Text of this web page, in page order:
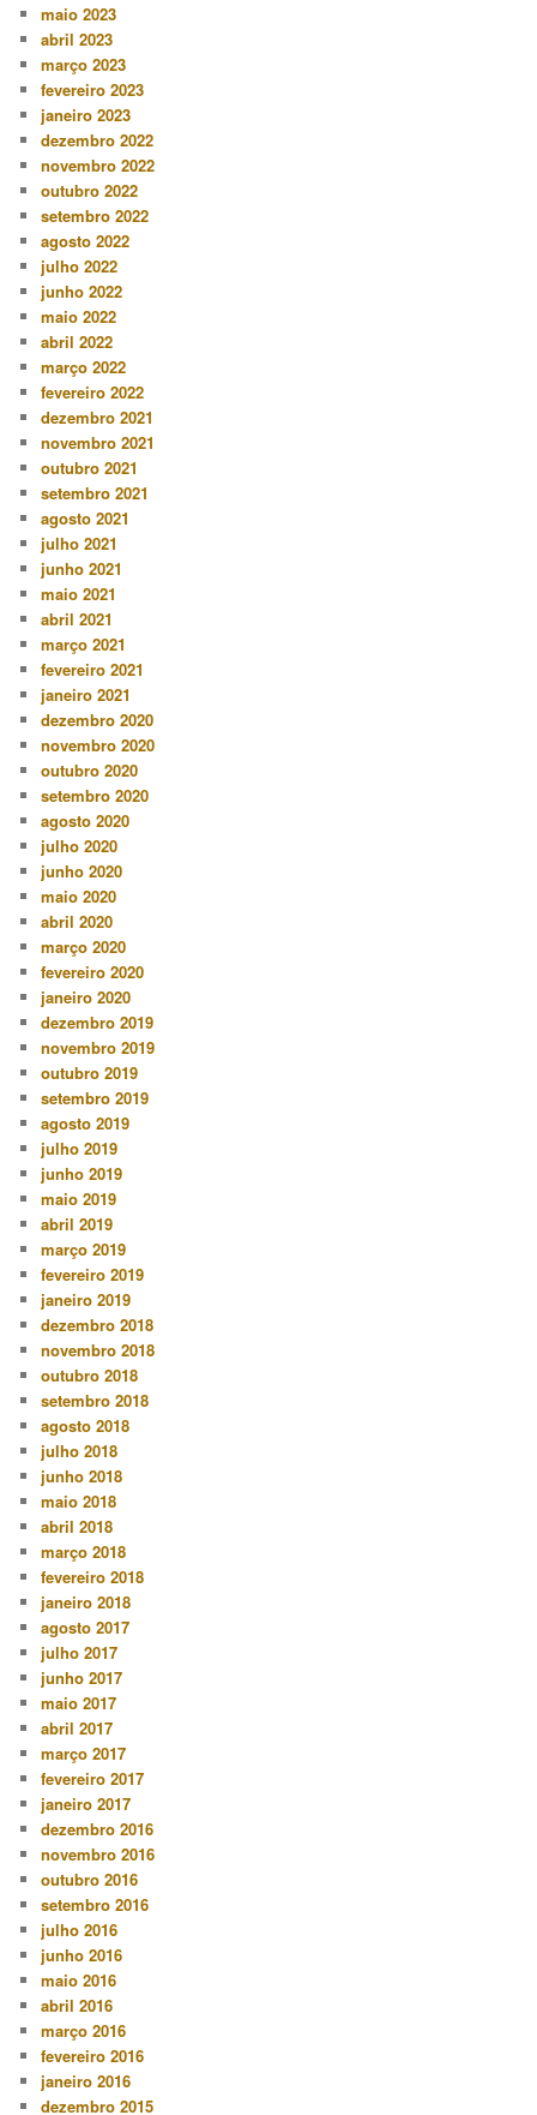
maio 2023
abril 2023
março 2023
fevereiro 2023
janeiro 2023
dezembro 2022
novembro 2022
outubro 2022
setembro 2022
agosto 2022
julho 2022
junho 2022
maio 2022
abril 2022
março 2022
fevereiro 2022
dezembro 2021
novembro 2021
outubro 2021
setembro 2021
agosto 2021
julho 2021
junho 2021
maio 2021
abril 2021
março 2021
fevereiro 2021
janeiro 2021
dezembro 2020
novembro 2020
outubro 2020
setembro 2020
agosto 2020
julho 2020
junho 2020
maio 2020
abril 2020
março 2020
fevereiro 2020
janeiro 2020
dezembro 2019
novembro 2019
outubro 2019
setembro 2019
agosto 2019
julho 2019
junho 2019
maio 2019
abril 2019
março 2019
fevereiro 2019
janeiro 2019
dezembro 2018
novembro 2018
outubro 2018
setembro 2018
agosto 2018
julho 2018
junho 2018
maio 2018
abril 2018
março 2018
fevereiro 2018
janeiro 2018
agosto 2017
julho 2017
junho 2017
maio 2017
abril 2017
março 2017
fevereiro 2017
janeiro 2017
dezembro 2016
novembro 2016
outubro 2016
setembro 2016
julho 2016
junho 2016
maio 2016
abril 2016
março 2016
fevereiro 2016
janeiro 2016
dezembro 2015